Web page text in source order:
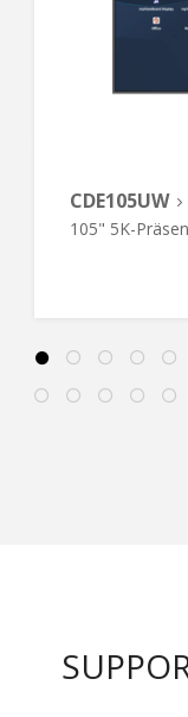
CDE105UW
105" 5K-